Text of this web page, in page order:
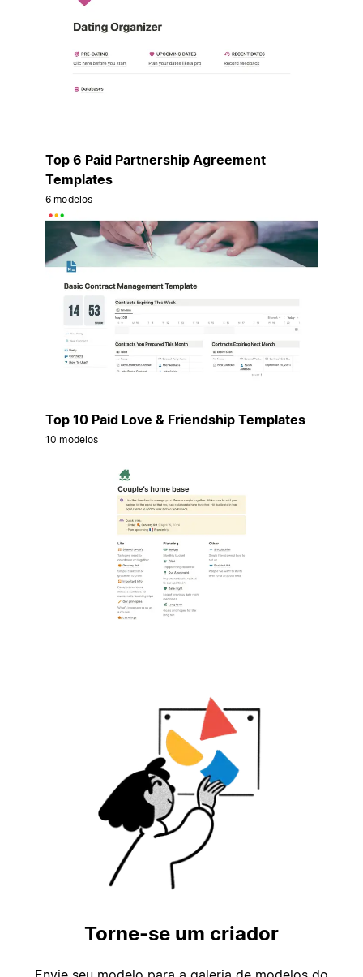
Top 6 Paid Partnership Agreement
Templates
6 modelos
Top 10 Paid Love & Friendship Templates
10 modelos
Torne-se um criador